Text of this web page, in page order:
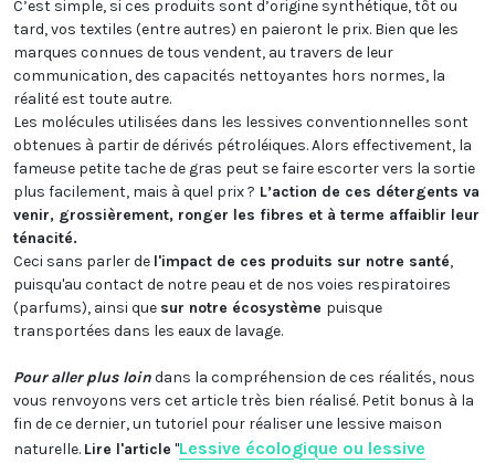
C’est simple, si ces produits sont d’origine synthétique, tôt ou
tard, vos textiles (entre autres) en paieront le prix. Bien que les
marques connues de tous vendent, au travers de leur
communication, des capacités nettoyantes hors normes, la
réalité est toute autre.
Les molécules utilisées dans les lessives conventionnelles sont
obtenues à partir de dérivés pétroléiques. Alors effectivement, la
fameuse petite tache de gras peut se faire escorter vers la sortie
plus facilement, mais à quel prix ? L’action de ces détergents va
venir, grossièrement, ronger les fibres et à terme affaiblir leur
ténacité.
Ceci sans parler de l'impact de ces produits sur notre santé,
puisqu'au contact de notre peau et de nos voies respiratoires
(parfums), ainsi que sur notre écosystème puisque
transportées dans les eaux de lavage.
Pour aller plus loindans la compréhension de ces réalités, nous
vous renvoyons vers cet article très bien réalisé. Petit bonus à la
fin de ce dernier, un tutoriel pour réaliser une lessive maison
naturelle. Lire l'article "Lessive écologique ou lessive